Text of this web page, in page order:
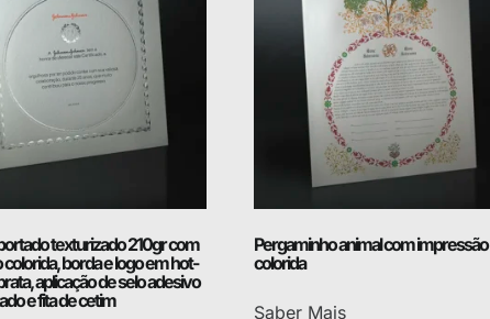
texturizado 210gr com
borda e logo em hot-
aplicação de selo adesivo
e fita de cetim
Pergaminho animal com impressão
colorida
Saber Mais